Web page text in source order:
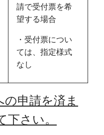
請で受付票を希
望する場合
・受付票につい
ては、指定様式
なし
申請を済ま
さい。